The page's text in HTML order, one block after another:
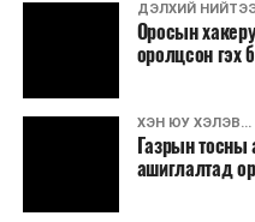
ДЭЛХИЙ
Оросын
оролцсон гэх
ХЭН ЮУ ХЭЛЭВ...
Газрын тосны
ашиглалтад